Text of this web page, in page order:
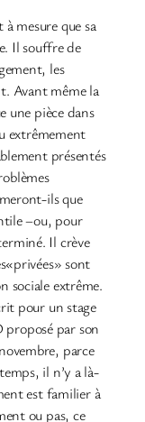
mesure que sa
Il souffre de
les
Avant même la
une pièce dans
extrêmement
présentés
ils que
–ou, pour
Il crève
sont
sociale extrême.
pour un stage
par son
parce
il n’y a là-
est familier à
ou pas, ce